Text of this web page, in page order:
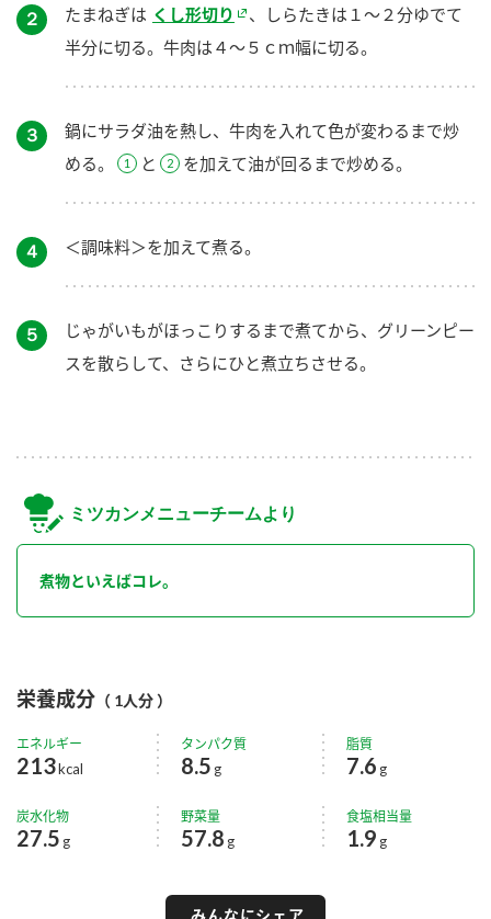
２ たまねぎは くし形切り
、しらたきは１～２分ゆでて
半分に切る。牛肉は４～５ｃｍ幅に切る。
３
鍋にサラダ油を熱し、牛肉を入れて色が変わるまで炒
める。
と を加えて油が回るまで炒める。
４ ＜調味料＞を加えて煮る。
５
じゃがいもがほっこりするまで煮てから、グリーンピー
スを散らして、さらにひと煮立ちさせる。
ミツカンメニューチームより
煮物といえばコレ。
栄養成分 （ 1人分 ）
エネルギー
213kcal
タンパク質
8.5 g
脂質
7.6 g
炭水化物
27.5 g
野菜量
57.8 g
食塩相当量
1.9 g